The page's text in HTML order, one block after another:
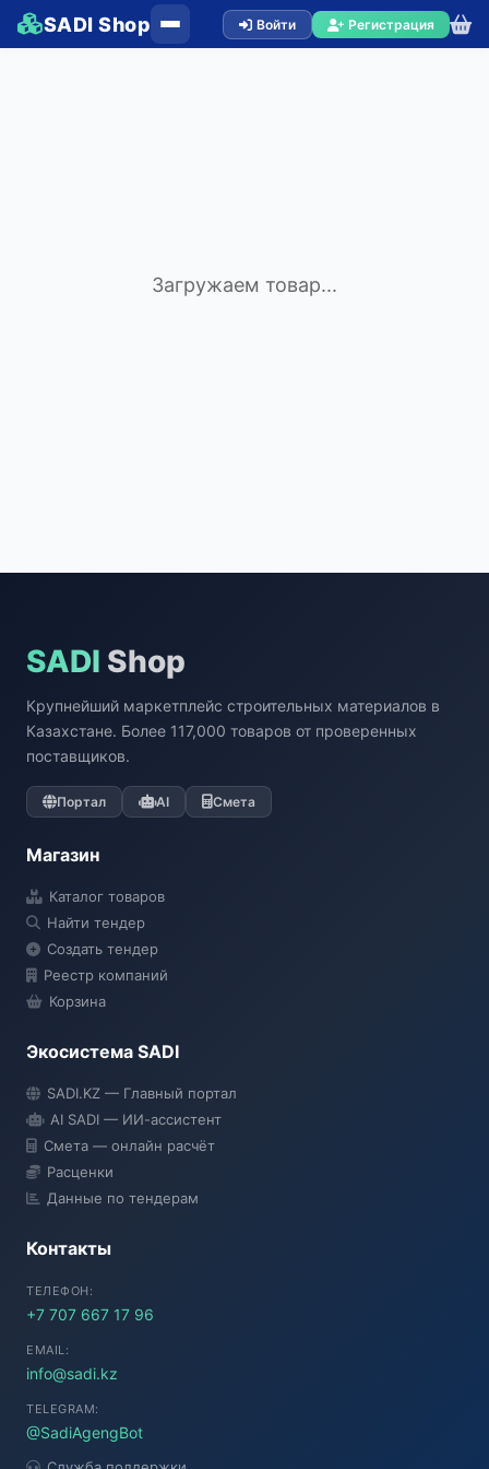
SADI Shop Войти Регистрация
Загружаем товар...
SADI Shop
Крупнейший маркетплейс строительных материалов в
Казахстане. Более 117,000 товаров от проверенных
поставщиков.
Портал AI Смета
Магазин
Каталог товаров
Найти тендер
Создать тендер
Реестр компаний
Корзина
Экосистема SADI
SADI.KZ — Главный портал
AI SADI — ИИ-ассистент
Смета — онлайн расчёт
Расценки
Данные по тендерам
Контакты
ТЕЛЕФОН:
+7 707 667 17 96
EMAIL:
info@sadi.kz
TELEGRAM:
@SadiAgengBot
● Подключение...